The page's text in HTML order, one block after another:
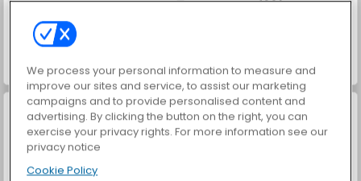
World War 2 Shooter Car Parking City Duel
We process your personal information to measure and
improve our sites and service, to assist our marketing
campaigns and to provide personalised content and
advertising. By clicking the button on the right, you can
exercise your privacy rights. For more information see our
privacy notice
Cookie Policy